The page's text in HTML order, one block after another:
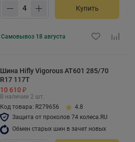
Купить
Самовывоз 18 августа
Шина Hifly Vigorous AT601 285/70
R17 117T
10 610 ₽
В наличии 2 шт.
Код товара: R279656
4.8
Защита от проколов 74 колеса.RU
Обмен старых шин в зачет новых